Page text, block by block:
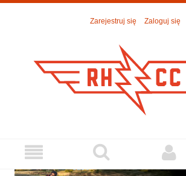
Zarejestruj się Zaloguj się